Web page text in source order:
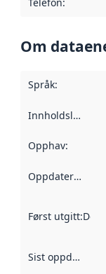
Telefon:
Om
Språk:
Innholdsleverandører
Opphav:
Oppdateringsfrekvens
Først utgitt:
Sist oppdatert